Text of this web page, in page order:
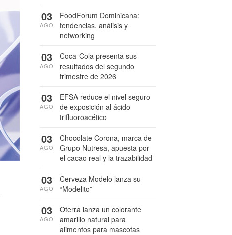
FoodForum Dominicana:
tendencias, análisis y
networking
03
AGO
Coca-Cola presenta sus
resultados del segundo
trimestre de 2026
03
AGO
EFSA reduce el nivel seguro
de exposición al ácido
trifluoroacético
03
AGO
Chocolate Corona, marca de
Grupo Nutresa, apuesta por
el cacao real y la trazabilidad
03
AGO
Cerveza Modelo lanza su
“Modelito”
03
AGO
Oterra lanza un colorante
amarillo natural para
alimentos para mascotas
03
AGO